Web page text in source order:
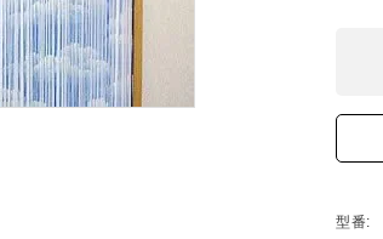
型番: